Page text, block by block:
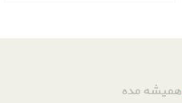
همیشه مده